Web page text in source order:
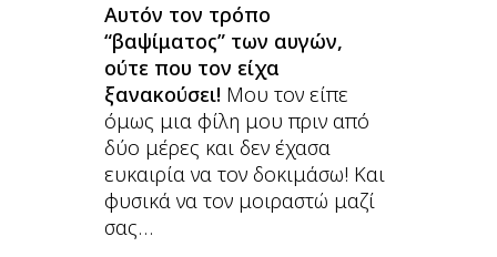
Αυτόν τον τρόπο
“βαψίματος” των αυγών,
ούτε που τον είχα
ξανακούσει! Μου τον είπε
όμως μια φίλη μου πριν από
δύο μέρες και δεν έχασα
ευκαιρία να τον δοκιμάσω! Και
φυσικά να τον μοιραστώ μαζί
σας…